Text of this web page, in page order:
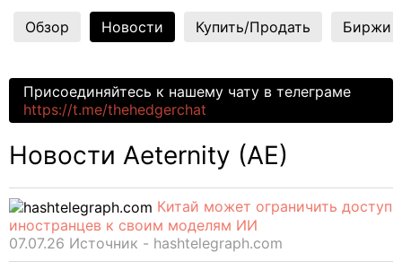
Обзор Новости Купить/Продать Биржи
Присоединяйтесь к нашему чату в телеграме
https://t.me/thehedgerchat
Новости Aeternity (AE)
Китай может ограничить доступ
иностранцев к своим моделям ИИ
07.07.26 Источник - hashtelegraph.com